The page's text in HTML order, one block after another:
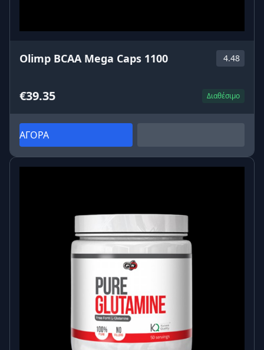
Olimp BCAA Mega Caps 1100 4.48
€39.35 Διαθέσιμο
ΑΓΟΡΑ